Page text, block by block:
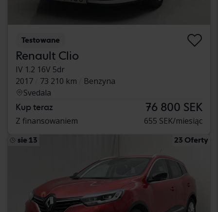
Testowane
Renault Clio
IV 1.2 16V 5dr
2017
73 210 km
Benzyna
Svedala
Kup teraz 76 800 SEK
Z finansowaniem 655 SEK/miesiąc
sie 13 23 Oferty